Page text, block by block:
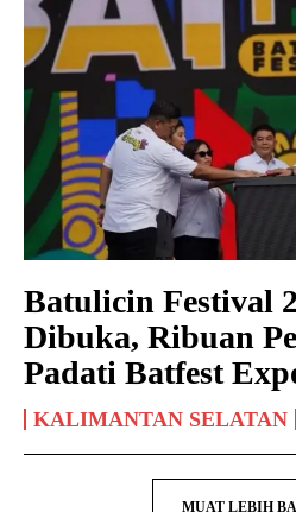
Batulicin Festival
Dibuka, Ribuan
Padati Batfest
KALIMANTAN SELATAN
MUAT LEBIH